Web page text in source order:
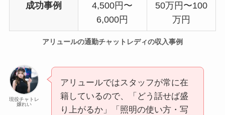
成功事例
4,500円〜
6,000円
50万円〜100
万円
アリュールの通勤チャットレディの収入事例
現役チャトレ
嬢れい
アリュールではスタッフが常に在
籍しているので、「どう話せば盛
り上がるか」「照明の使い方・写